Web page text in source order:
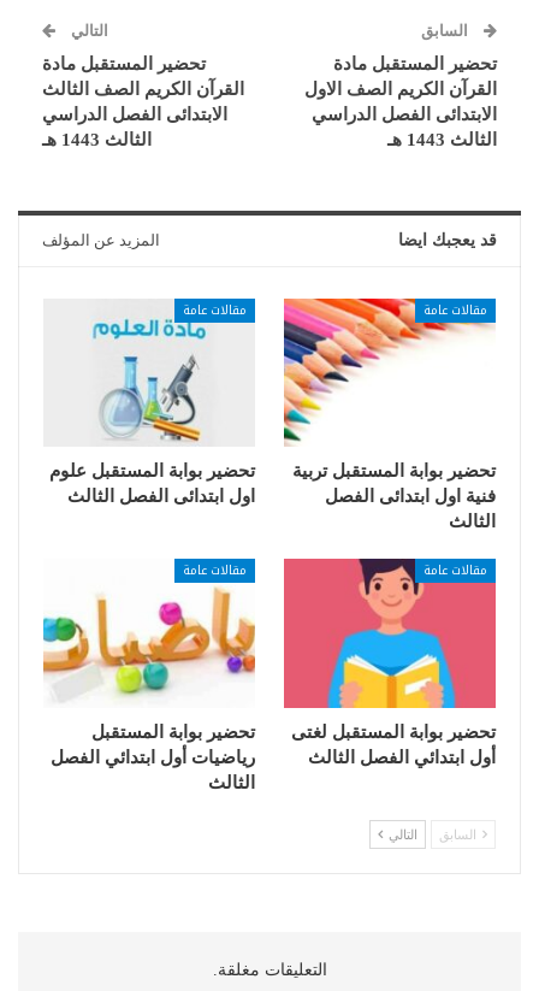
السابق
تحضير المستقبل مادة
القرآن الكريم الصف الاول
الابتدائى الفصل الدراسي
الثالث 1443 هـ
التالي
تحضير المستقبل مادة
القرآن الكريم الصف الثالث
الابتدائى الفصل الدراسي
الثالث 1443 هـ
قد يعجبك ايضا المزيد عن المؤلف
مقالات عامة
تحضير بوابة المستقبل تربية
فنية اول ابتدائى الفصل
الثالث
مقالات عامة
تحضير بوابة المستقبل علوم
اول ابتدائى الفصل الثالث
مقالات عامة
تحضير بوابة المستقبل لغتى
أول ابتدائي الفصل الثالث
مقالات عامة
تحضير بوابة المستقبل
رياضيات أول ابتدائي الفصل
الثالث
السابق التالي
التعليقات مغلقة.